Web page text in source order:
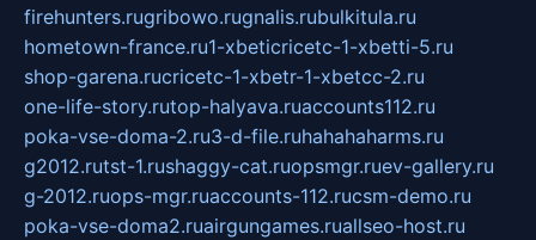
firehunters.rugribowo.rugnalis.rubulkitula.ru
hometown-france.ru1-xbeticricetc-1-xbetti-5.ru
shop-garena.rucricetc-1-xbetr-1-xbetcc-2.ru
one-life-story.rutop-halyava.ruaccounts112.ru
poka-vse-doma-2.ru3-d-file.ruhahahaharms.ru
g2012.rutst-1.rushaggy-cat.ruopsmgr.ruev-gallery.ru
g-2012.ruops-mgr.ruaccounts-112.rucsm-demo.ru
poka-vse-doma2.ruairgungames.ruallseo-host.ru